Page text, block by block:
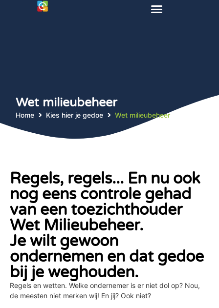
Wet milieubeheer
Home Kies hier je gedoe Wet milieubeheer
Regels, regels... En nu ook
nog eens controle gehad
van een toezichthouder
Wet Milieubeheer.
Je wilt gewoon
ondernemen en dat gedoe
bij je weghouden.
Regels en wetten. Welke ondernemer is er niet dol op? Nou,
de meesten niet merken wij! En jij? Ook niet?